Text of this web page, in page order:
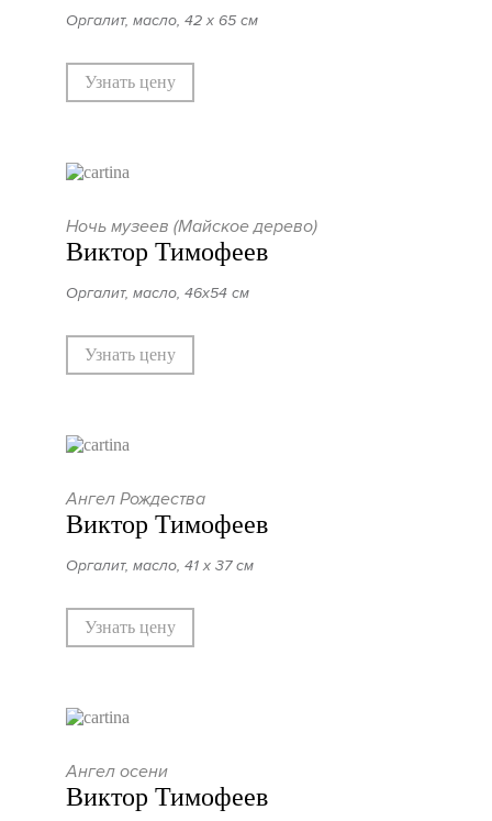
Оргалит, масло, 42 х 65 см
Узнать цену
Ночь музеев (Майское дерево)
Виктор Тимофеев
Оргалит, масло, 46х54 см
Узнать цену
Ангел Рождества
Виктор Тимофеев
Оргалит, масло, 41 х 37 см
Узнать цену
Ангел осени
Виктор Тимофеев